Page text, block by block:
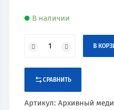
В наличии
В
СРАВНИТЬ
Артикул:Архивный